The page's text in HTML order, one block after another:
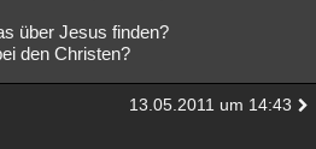
über Jesus finden?
den Christen?
13.05.2011 um 14:43